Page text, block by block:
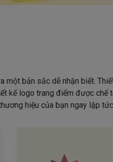
một bản sắc dễ nhận biết.
kế logo trang điểm được chế
hiệu của bạn ngay lập